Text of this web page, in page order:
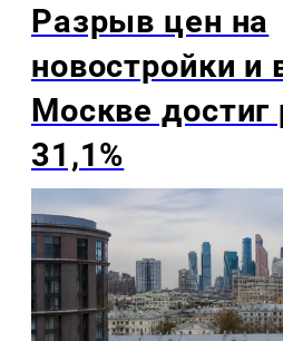
Разрыв цен на
новостройки и
Москве
31,1%